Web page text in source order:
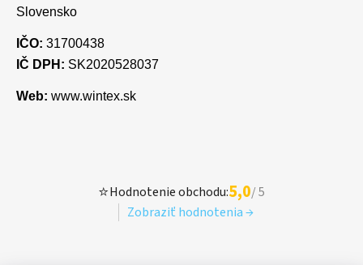
Slovensko
IČO: 31700438
IČ DPH: SK2020528037
Web: www.wintex.sk
⭐Hodnotenie obchodu:5,0/ 5
Zobraziť hodnotenia →